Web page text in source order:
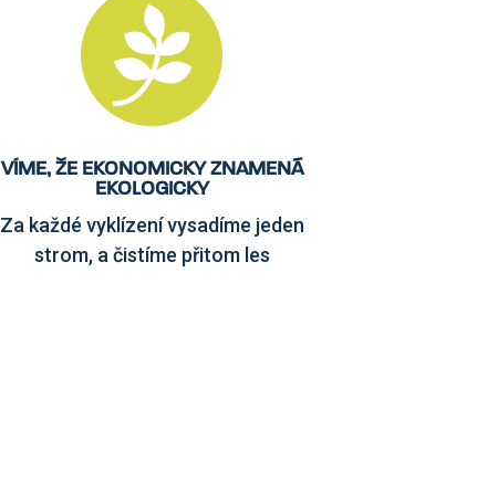

VÍME, ŽE EKONOMICKY ZNAMENÁ
EKOLOGICKY
Za každé vyklízení vysadíme jeden
strom, a čistíme přitom les